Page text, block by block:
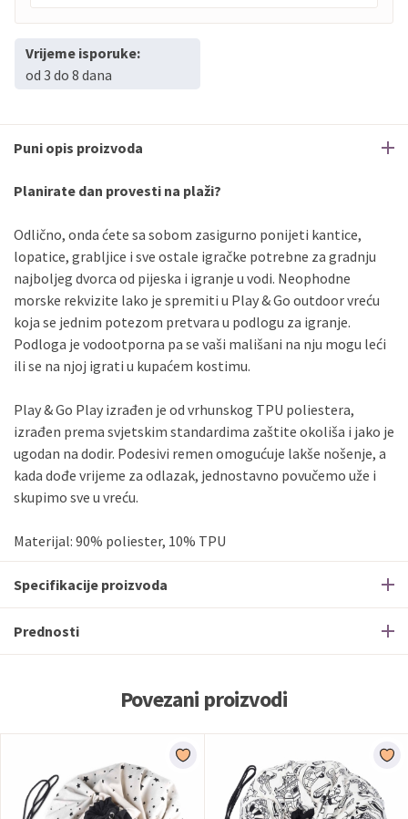
PBZ
PBZ
Erste
Maestro do12rata
Erste
Sve banke Visa
Jednokratno
Sve banke
Master
Jednokratno
Sve banke
Maestro
Jednokratno
Discover
Vrijeme isporuke:
od 3 do 8 dana
Puni opis proizvoda
Planirate dan provesti na plaži?
Odlično, onda ćete sa sobom zasigurno ponijeti kantice,
lopatice, grabljice i sve ostale igračke potrebne za gradnju
najboljeg dvorca od pijeska i igranje u vodi. Neophodne
morske rekvizite lako je spremiti u Play & Go outdoor vreću
koja se jednim potezom pretvara u podlogu za igranje.
Podloga je vodootporna pa se vaši mališani na nju mogu leći
ili se na njoj igrati u kupaćem kostimu.
Play & Go Play izrađen je od vrhunskog TPU poliestera,
izrađen prema svjetskim standardima zaštite okoliša i jako je
ugodan na dodir. Podesivi remen omogućuje lakše nošenje, a
kada dođe vrijeme za odlazak, jednostavno povučemo uže i
skupimo sve u vreću.
Materijal: 90% poliester, 10% TPU
Specifikacije proizvoda
Prednosti
Povezani proizvodi